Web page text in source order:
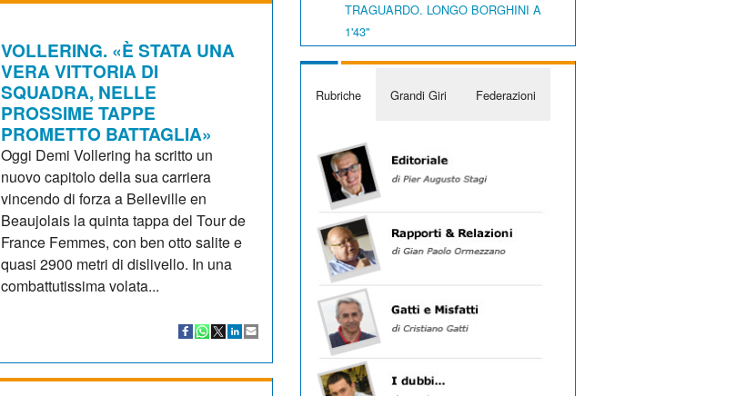
VOLLERING. «È STATA UNA
VERA VITTORIA DI
SQUADRA, NELLE
PROSSIME TAPPE
PROMETTO BATTAGLIA»
Oggi Demi Vollering ha scritto un
nuovo capitolo della sua carriera
vincendo di forza a Belleville en
Beaujolais la quinta tappa del Tour de
France Femmes, con ben otto salite e
quasi 2900 metri di dislivello. In una
combattutissima volata...
TRAGUARDO. LONGO BORGHINI A
1'43"
Rubriche Grandi Giri Federazioni